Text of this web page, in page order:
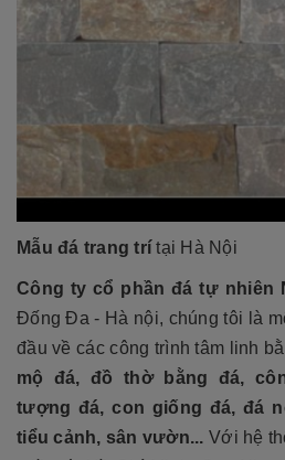
Mẫu đá trang trí tại Hà Nội
Công ty cổ phần đá tự nhiên
Đống Đa - Hà nội, chúng tôi là
đầu về các công trình tâm linh
mộ đá, đồ thờ bằng đá,
tượng đá, con giống đá, đá
tiểu cảnh, sân vườn...Với hệ